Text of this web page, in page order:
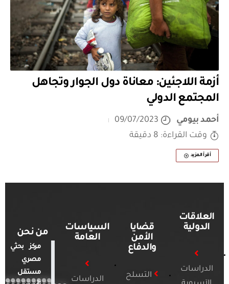
أزمة اللاجئين: معاناة دول الجوار وتجاهل
المجتمع الدولي
أحمد بيومي
09/07/2023
وقت القراءة: 8 دقيقة
أقرأ المزيد
العلاقات
الدولية
الدراسات
قضايا
الأمن
والدفاع
التسلح
السياسات
العامة
الدراسات
من نحن
مركز بحثي
مصري
مستقل